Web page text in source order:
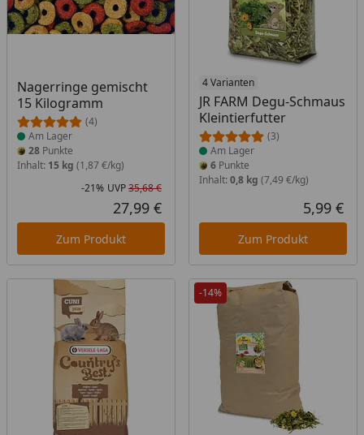
Nagerringe gemischt
15 Kilogramm
(4)
Produkt am Lager
Am Lager
28 Punkte
Inhalt: 15 kg (1,87 €/kg)
Rabatt in Prozent
-21%
Ursprünglicher Preis
UVP35,68 €
Aktueller Preis
27,99 €
Zum Produkt
4 Varianten
JR FARM Degu-Schmaus
Kleintierfutter
(3)
Produkt am Lager
Am Lager
6Punkte
Inhalt: 0,8 kg (7,49 €/kg)
5,99 €
Zum Produkt
-14%